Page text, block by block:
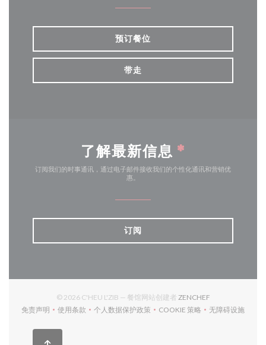
预订餐位
带走
了解最新信息 *
订阅我们的时事通讯，通过电子邮件接收我们的个性化通讯和营销优
惠。
订阅
© 2026 C'HEU L'ZIB — 餐馆网站创建者 ZENCHEF((在新窗口中打开
免责声明
((在新窗口中打开))
使用条款
((在新窗口中打开))
个人数据保护政策
((在新窗口中打开))
COOKIE 策略
((在新窗口中打开))
无障碍设施
((在新窗口